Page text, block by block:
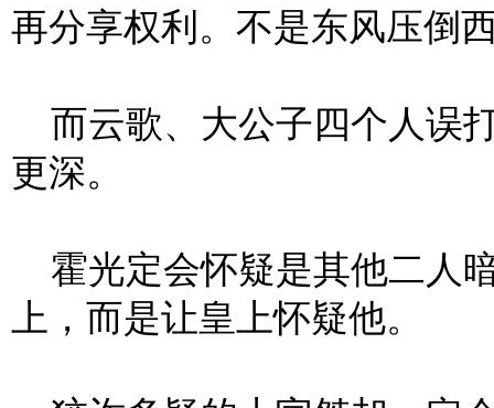
再分享权利。不是东风压倒
而云歌、大公子四个人误
更深。
霍光定会怀疑是其他二人
上，而是让皇上怀疑他。